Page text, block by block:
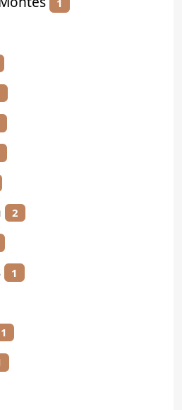
1
2
1
1